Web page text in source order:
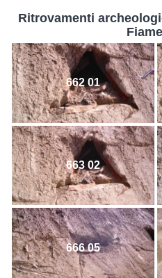
Ritrovamenti
662 01
663 02
666 05